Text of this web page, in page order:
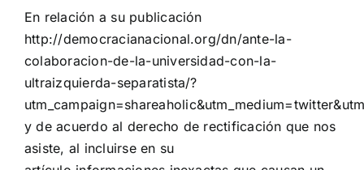
En relación a su publicación
http://democracianacional.org/dn/ante-la-
colaboracion-de-la-universidad-con-la-
ultraizquierda-separatista/?
y de acuerdo al derecho de rectificación que nos
asiste, al incluirse en su